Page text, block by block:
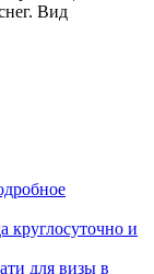
Вид
круглосуточно и
для визы в